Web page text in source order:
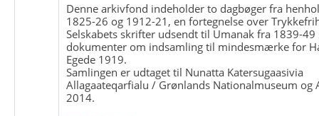
Denne arkivfond indeholder to dagbøger fra
1825-26 og 1912-21, en fortegnelse over
Selskabets skrifter udsendt til Umanak fra 1839-49
dokumenter om indsamling til mindesmærke for
Egede 1919.
Samlingen er udtaget til Nunatta Katersugaasivia
Allagaateqarfialu / Grønlands Nationalmuseum og
2014.